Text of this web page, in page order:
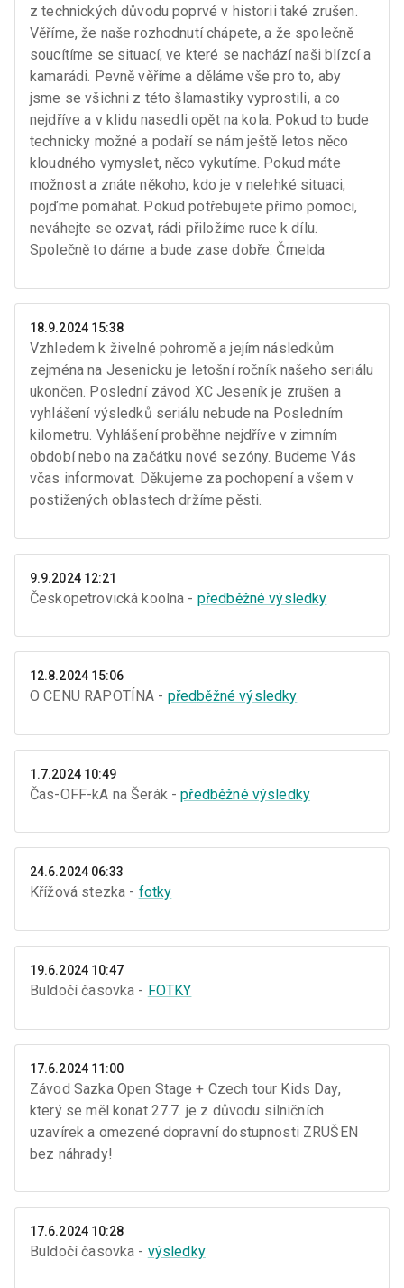
z technických důvodu poprvé v historii také zrušen.
Věříme, že naše rozhodnutí chápete, a že společně
soucítíme se situací, ve které se nachází naši blízcí a
kamarádi. Pevně věříme a děláme vše pro to, aby
jsme se všichni z této šlamastiky vyprostili, a co
nejdříve a v klidu nasedli opět na kola. Pokud to bude
technicky možné a podaří se nám ještě letos něco
kloudného vymyslet, něco vykutíme. Pokud máte
možnost a znáte někoho, kdo je v nelehké situaci,
pojďme pomáhat. Pokud potřebujete přímo pomoci,
neváhejte se ozvat, rádi přiložíme ruce k dílu.
Společně to dáme a bude zase dobře. Čmelda
18.9.2024 15:38
Vzhledem k živelné pohromě a jejím následkům
zejména na Jesenicku je letošní ročník našeho seriálu
ukončen. Poslední závod XC Jeseník je zrušen a
vyhlášení výsledků seriálu nebude na Posledním
kilometru. Vyhlášení proběhne nejdříve v zimním
období nebo na začátku nové sezóny. Budeme Vás
včas informovat. Děkujeme za pochopení a všem v
postižených oblastech držíme pěsti.
9.9.2024 12:21
Českopetrovická koolna - předběžné výsledky
12.8.2024 15:06
O CENU RAPOTÍNA - předběžné výsledky
1.7.2024 10:49
Čas-OFF-kA na Šerák -předběžné výsledky
24.6.2024 06:33
Křížová stezka - fotky
19.6.2024 10:47
Buldočí časovka - FOTKY
17.6.2024 11:00
Závod Sazka Open Stage + Czech tour Kids Day,
který se měl konat 27.7. je z důvodu silničních
uzavírek a omezené dopravní dostupnosti ZRUŠEN
bez náhrady!
17.6.2024 10:28
Buldočí časovka - výsledky